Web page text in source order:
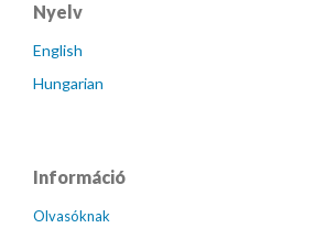
Nyelv
English
Hungarian
Információ
Olvasóknak